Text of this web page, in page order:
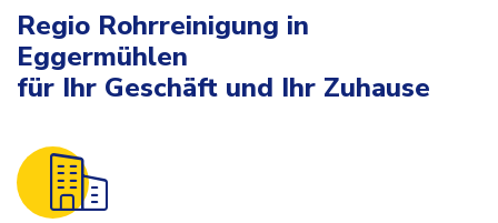
Regio Rohrreinigung in
Eggermühlen
für Ihr Geschäft und Ihr Zuhause